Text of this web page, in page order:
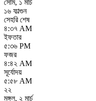
সোম, ১ মার্চ
১৬ ফাল্গুন
সেহরি শেষ
৪:৩৭ AM
ইফতার
৫:৩৬ PM
ফজর
৪:৪২ AM
সূর্যোদয়
৫:৫৮ AM
২২
মঙ্গল, ২ মার্চ